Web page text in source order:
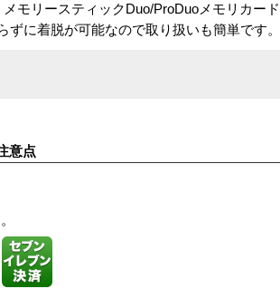
モリースティックDuo/ProDuoメモリカー
に着脱が可能なので取り扱いも簡単です。
意点